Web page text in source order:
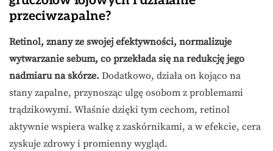
przeciwzapalne?
Retinol, znany ze swojej efektywności, normalizuje
wytwarzanie sebum, co przekłada się na redukcję jego
nadmiaru na skórze. Dodatkowo, działa on kojąco na
stany zapalne, przynosząc ulgę osobom z problemami
trądzikowymi. Właśnie dzięki tym cechom, retinol
aktywnie wspiera walkę z zaskórnikami, a w efekcie, cera
zyskuje zdrowy i promienny wygląd.